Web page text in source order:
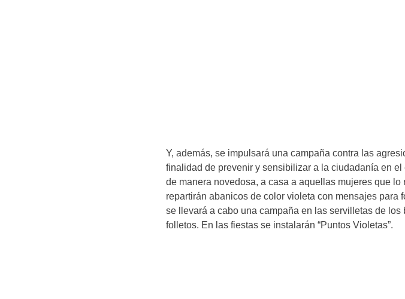
Y, además, se impulsará una campaña contra las
finalidad de prevenir y sensibilizar a la ciudadanía en el
de manera novedosa, a casa a aquellas mujeres que lo
repartirán abanicos de color violeta con mensajes para
se llevará a cabo una campaña en las servilletas de los
folletos. En las fiestas se instalarán “Puntos Violetas”.